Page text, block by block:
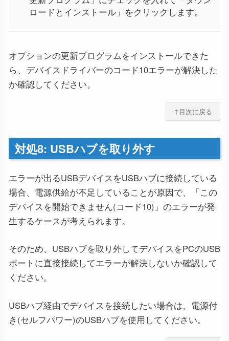
ロードとインストール」をクリックします。
オプションの更新プログラムをインストールできた
ら、デバイスドライバーのコード10エラーが解決した
か確認してください。
↑目次に戻る
対処8: USBハブを取り外す
エラーが出るUSBデバイスをUSBハブに接続している
場合、電源供給が不足していることが原因で、「この
デバイスを開始できません(コード10)」のエラーが発
生するケースが考えられます。
そのため、USBハブを取り外してデバイスをPCのUSB
ポートに直接接続してエラーが解決しないか確認して
ください。
USBハブ経由でデバイスを接続したい場合は、電源付
き(セルフパワー)のUSBハブを使用してください。